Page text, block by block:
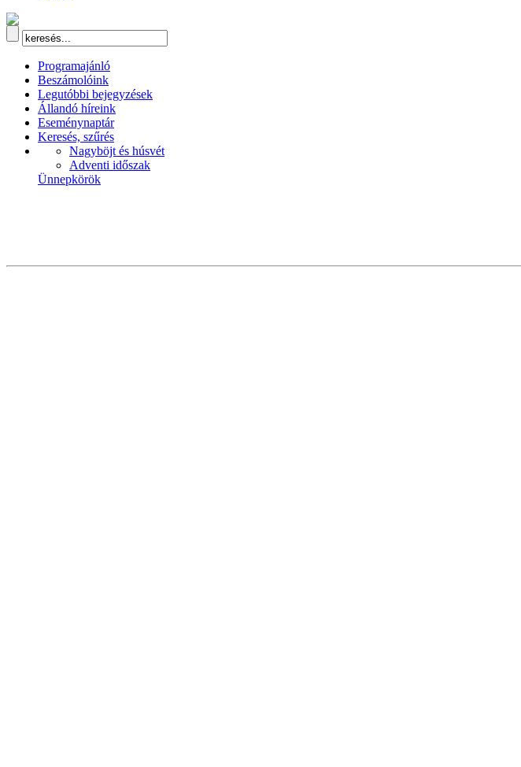
Programajánló
Beszámolóink
Legutóbbi bejegyzések
Állandó híreink
Eseménynaptár
Keresés, szűrés
Nagyböjt és húsvét
Adventi időszak
Ünnepkörök